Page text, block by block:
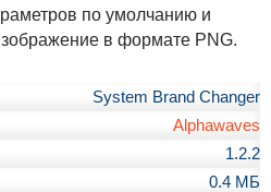
по умолчанию и
в формате PNG.
System Brand Changer
Alphawaves
1.2.2
0.4 МБ